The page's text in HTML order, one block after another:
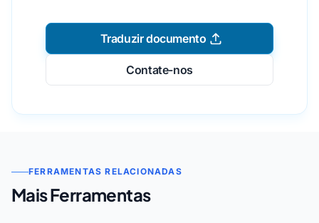
Traduzir documento
Contate-nos
FERRAMENTAS RELACIONADAS
Mais Ferramentas